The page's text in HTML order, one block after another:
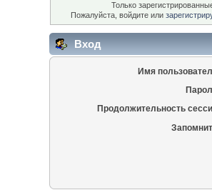
Только
Пожалуйста, войдите или
Вход
Имя
Продолжительность